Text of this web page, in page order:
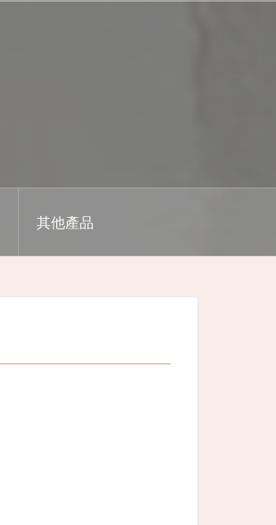
其他產品